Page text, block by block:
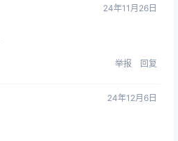
24年11月26日
举报 回复
24年12月6日